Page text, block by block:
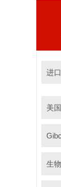
进
美
生